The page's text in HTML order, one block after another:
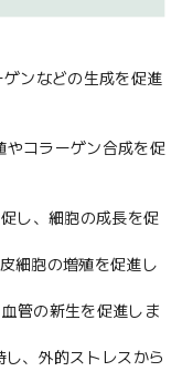
ンなどの生成を促進
コラーゲン合成を促
し、細胞の成長を促
細胞の増殖を促進し
管の新生を促進しま
、外的ストレスから